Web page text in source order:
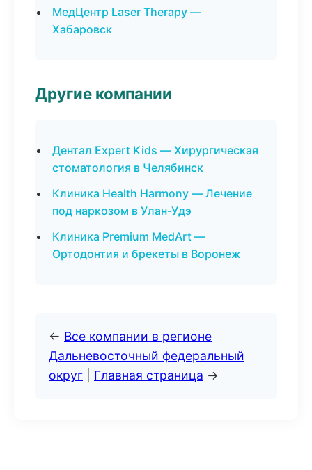
МедЦентр Laser Therapy —
Хабаровск
Другие компании
Дентал Expert Kids — Хирургическая
стоматология в Челябинск
Клиника Health Harmony — Лечение
под наркозом в Улан-Удэ
Клиника Premium MedArt —
Ортодонтия и брекеты в Воронеж
← Все компании в регионе
Дальневосточный федеральный
округ
Главная страница →